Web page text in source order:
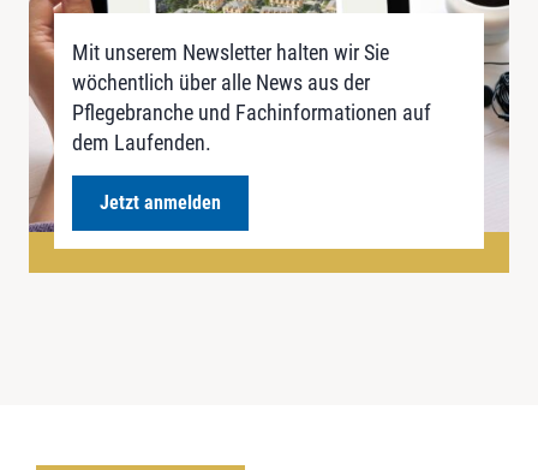
Mit unserem Newsletter halten wir Sie
wöchentlich über alle News aus der
Pflegebranche und Fachinformationen auf
dem Laufenden.
Jetzt anmelden